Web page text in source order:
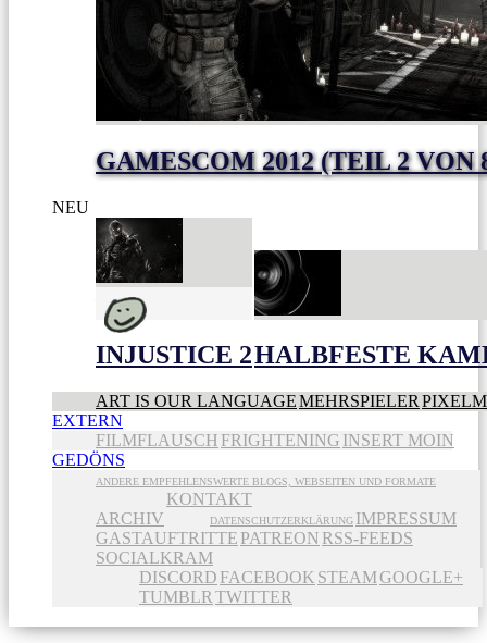
GAMESCOM 2012 (TEIL 2 VON
NEU
INJUSTICE 2HALBFESTE
ART IS OUR LANGUAGEMEHRSPIELER
EXTERN
FILMFLAUSCH FRIGHTENING INSERT MOIN
GEDÖNS
ANDERE EMPFEHLENSWERTE BLOGS, WEBSEITEN UND FORMATE
ARCHIV
KONTAKT
DATENSCHUTZERKLÄRUNG IMPRESSUM
GASTAUFTRITTE PATREON RSS-FEEDS
SOCIALKRAM
DISCORD FACEBOOK STEAMGOOGLE+
TUMBLR TWITTER